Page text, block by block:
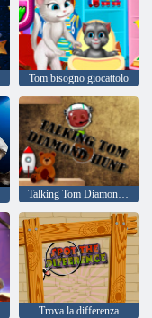
Tom bisogno giocattolo
Trova la differenza